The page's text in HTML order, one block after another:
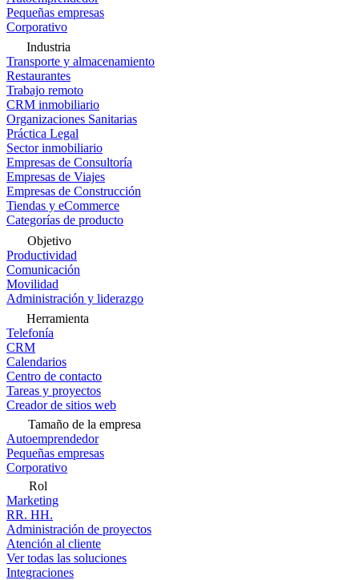
Pequeñas empresas
Corporativo
Industria
Transporte y almacenamiento
Restaurantes
Trabajo remoto
CRM inmobiliario
Organizaciones Sanitarias
Práctica Legal
Sector inmobiliario
Empresas de Consultoría
Empresas de Viajes
Empresas de Construcción
Tiendas y eCommerce
Categorías de producto
Objetivo
Productividad
Comunicación
Movilidad
Administración y liderazgo
Herramienta
Telefonía
CRM
Calendarios
Centro de contacto
Tareas y proyectos
Creador de sitios web
Tamaño de la empresa
Autoemprendedor
Pequeñas empresas
Corporativo
Rol
Marketing
RR. HH.
Administración de proyectos
Atención al cliente
Ver todas las soluciones
Integraciones